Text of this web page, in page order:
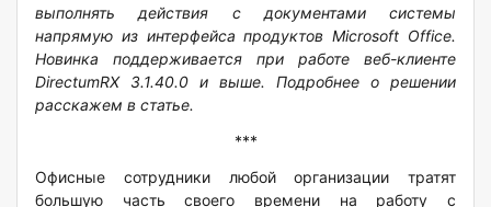
выполнять действия с документами системы
напрямую из интерфейса продуктовMicrosoft Office.
Новинка поддерживается при работе веб-клиенте
DirectumRX
3.1.40.0 и выше. Подробнее о решении
расскажем в статье.
***
Офисные сотрудники любой организации тратят
большую часть своего времени на работу с